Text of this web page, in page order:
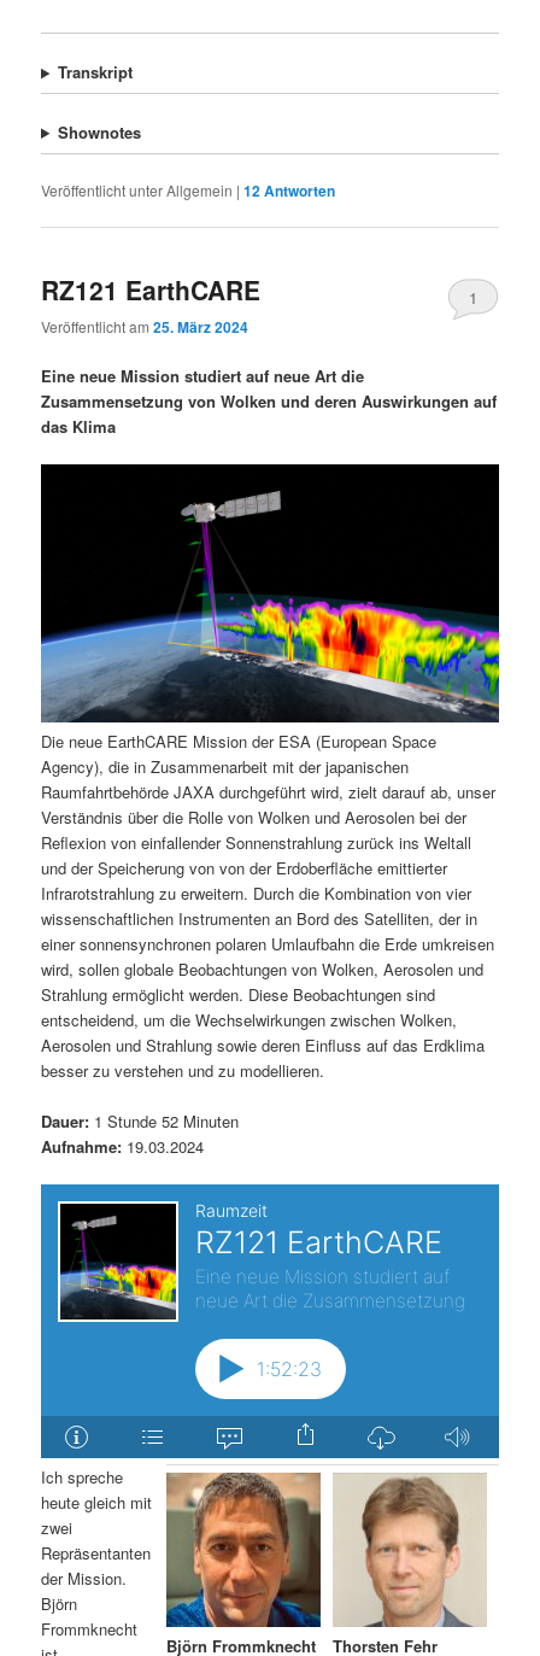
Transkript
Shownotes
Veröffentlicht unterAllgemein |12Antworten
RZ121 EarthCARE
Veröffentlicht am25. März 2024
1
Eine neue Mission studiert auf neue Art die
Zusammensetzung von Wolken und deren Auswirkungen auf
das Klima
Die neue EarthCARE Mission der ESA (European Space
Agency), die in Zusammenarbeit mit der japanischen
Raumfahrtbehörde JAXA durchgeführt wird, zielt darauf ab, unser
Verständnis über die Rolle von Wolken und Aerosolen bei der
Reflexion von einfallender Sonnenstrahlung zurück ins Weltall
und der Speicherung von von der Erdoberfläche emittierter
Infrarotstrahlung zu erweitern. Durch die Kombination von vier
wissenschaftlichen Instrumenten an Bord des Satelliten, der in
einer sonnensynchronen polaren Umlaufbahn die Erde umkreisen
wird, sollen globale Beobachtungen von Wolken, Aerosolen und
Strahlung ermöglicht werden. Diese Beobachtungen sind
entscheidend, um die Wechselwirkungen zwischen Wolken,
Aerosolen und Strahlung sowie deren Einfluss auf das Erdklima
besser zu verstehen und zu modellieren​.
Dauer: 1 Stunde 52 Minuten
Aufnahme: 19.03.2024
Björn Frommknecht Thorsten Fehr
Ich spreche
heute gleich mit
zwei
Repräsentanten
der Mission.
Björn
Frommknecht